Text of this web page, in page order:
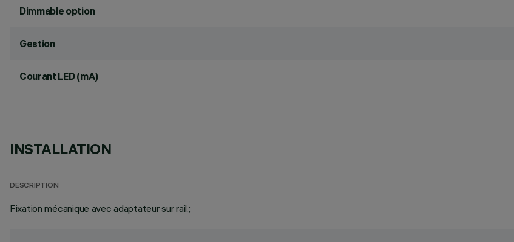
Dimmable option
Gestion
Courant LED (mA)
INSTALLATION
DESCRIPTION
Fixation mécanique avec adaptateur sur rail.;